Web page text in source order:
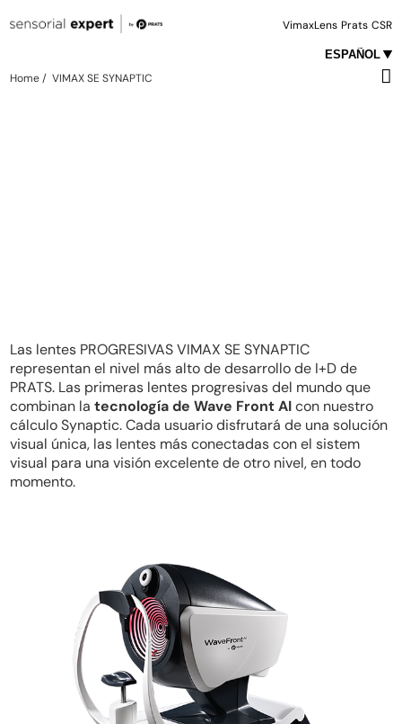
VimaxLens Prats CSR
Home / VIMAX SE SYNAPTIC
Las lentes PROGRESIVAS VIMAX SE SYNAPTIC
representan el nivel más alto de desarrollo de I+D de
PRATS. Las primeras lentes progresivas del mundo que
combinan latecnología de Wave Front AIcon nuestro
cálculo Synaptic. Cada usuario disfrutará de una solución
visual única, las lentes más conectadas con el sistem
visual para una visión excelente de otro nivel, en todo
momento.